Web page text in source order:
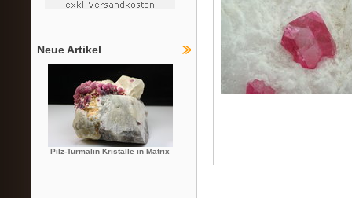
Neue Artikel
Pilz-Turmalin Kristalle in Matrix